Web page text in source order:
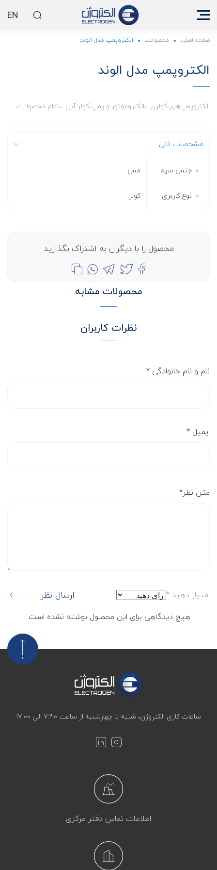
EN
صفحه اصلی محصولات الکتروپمپ مدل الوند
الکتروپمپ مدل الوند
الکتروپمپ‌های کولری الکتروموتور و پمپ کولر آبی تمام محصولات
مشخصات فنی
جنس سیم مس
نوع کاربری کولر
محصول را با دیگران به اشتراک بگذارید
محصولات مشابه
نظرات کاربران
نام و نام خانوادگی *
ایمیل *
متن نظر*
امتیاز دهید * ارسال نظر
هیچ دیدگاهی برای این محصول نوشته نشده است.
ساعات کاری الکتروژن، شنبه تا چهارشنبه از ساعت 7:30 الی 17:00
اطلاعات تماس دفتر مرکزی